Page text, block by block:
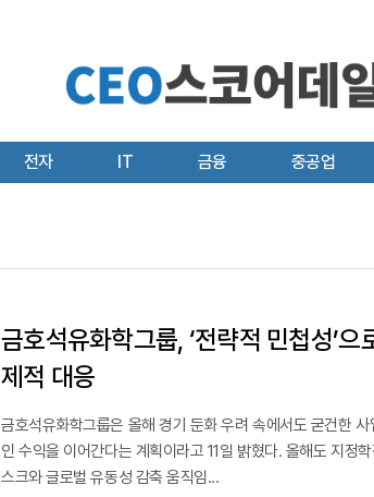
전자 IT 금융 중공업
금호석유화학그룹, ‘전략적 민첩성’으
제적 대응
금호석유화학그룹은 올해 경기 둔화 우려 속에서도 굳건한
인 수익을 이어간다는 계획이라고 11일 밝혔다. 올해도 지정
스크와 글로벌 유동성 감축 움직임...